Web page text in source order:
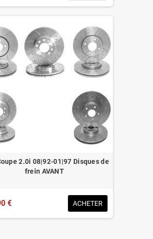
2.0i 08|92-01|97 Disques de
frein AVANT
€ ACHETER